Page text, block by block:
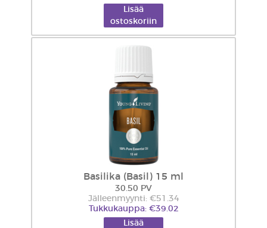
Lisää
ostoskoriin
Basilika (Basil) 15 ml
30.50 PV
Jälleenmyynti: €51.34
Tukkukauppa: €39.02
Lisää